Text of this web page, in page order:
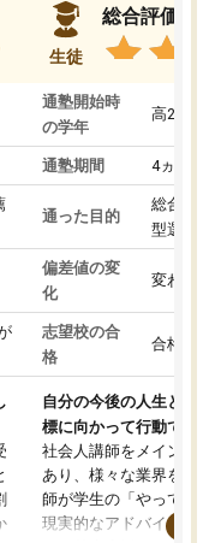
生徒
総合評価
通塾開始時
の学年
高2
通塾期間 4ヵ月～1
通った目的
総合型選
型選抜対
偏差値の変
化
変わらな
志望校の合
格
合格した
自分の今後の人生と真剣
標に向かって行動できる
社会人講師をメインとし
あり、様々な業界を経験
師が学生の「やってみた
現実的なアドバイスを行